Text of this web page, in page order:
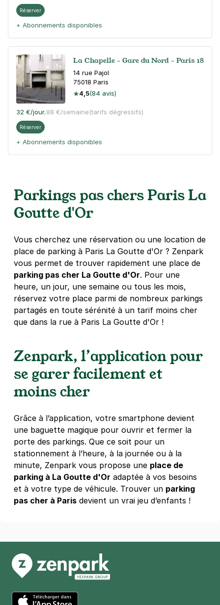
Réserver
+ Abonnements disponibles
La Chapelle - Gare du Nord - Paris 18
14 rue Pajol
75018 Paris
4,5(84 avis)
32 €/jour,88 €/semaine(tarifs dégressifs)
Réserver
+ Abonnements disponibles
Parkings pas chers Paris La
Goutte d'Or
Vous cherchez une réservation ou une location de
place de parking à Paris La Goutte d'Or ? Zenpark
vous permet de trouver rapidement une place de
parking pas cher La Goutte d'Or. Pour une
heure, un jour, une semaine ou tous les mois,
réservez votre place parmi de nombreux parkings
partagés en toute sérénité à un tarif moins cher
que dans la rue à Paris La Goutte d'Or !
Zenpark, l’application pour
se garer facilement et
moins cher
Grâce à l’application, votre smartphone devient
une baguette magique pour ouvrir et fermer la
porte des parkings. Que ce soit pour un
stationnement à l’heure, à la journée ou à la
minute, Zenpark vous propose une place de
parking à La Goutte d'Or adaptée à vos besoins
et à votre type de véhicule. Trouver un parking
pas cher à Paris devient un vrai jeu d’enfants !